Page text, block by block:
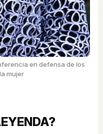
en defensa de los
mujer